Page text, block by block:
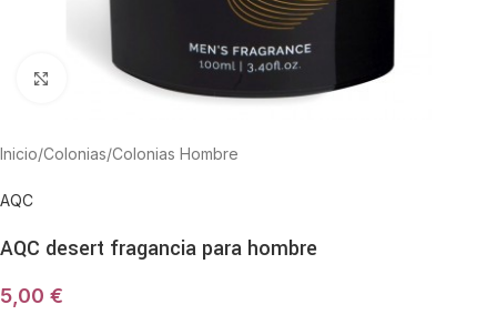
Haga Click para agrandar
Inicio/Colonias/Colonias Hombre
AQC
AQC desert fragancia para hombre
5,00 €